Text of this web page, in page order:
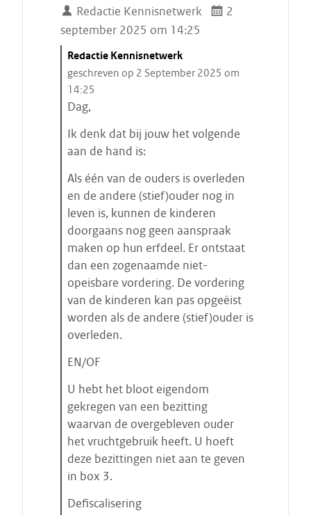
Redactie Kennisnetwerk
2
september 2025 om 14:25
C
i
t
a
t
s
t
r
e
n
Redactie Kennisnetwerk
geschreven op 2 September 2025 om
14:25
Dag,
Ik denk dat bij jouw het volgende
aan de hand is:
Als één van de ouders is overleden
en de andere (stief)ouder nog in
leven is, kunnen de kinderen
doorgaans nog geen aanspraak
maken op hun erfdeel. Er ontstaat
dan een zogenaamde niet-
opeisbare vordering. De vordering
van de kinderen kan pas opgeëist
worden als de andere (stief)ouder is
overleden.
EN/OF
U hebt het bloot eigendom
gekregen van een bezitting
waarvan de overgebleven ouder
het vruchtgebruik heeft. U hoeft
deze bezittingen niet aan te geven
in box 3.
Defiscalisering